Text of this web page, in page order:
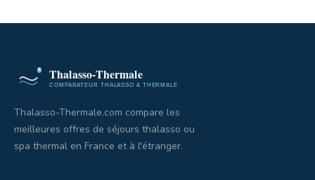
Thalasso-Thermale.com compare les
meilleures offres de séjours thalasso ou
spa thermal en France et à l'étranger.